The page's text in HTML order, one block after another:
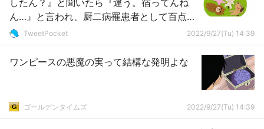
したん？』と聞いたら『違う。宿ってんね
ん…』と言われ、厨二病罹患者として百点満
点の返しでシビれたｗｗｗ
TweetPocket 2022/9/27(Tu) 14:39
ワンピースの悪魔の実って結構な発明よな
ゴールデンタイムズ 2022/9/27(Tu) 14:39